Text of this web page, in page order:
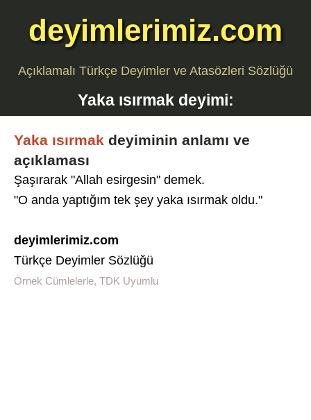
deyimlerimiz.com
Açıklamalı Türkçe Deyimler ve Atasözleri Sözlüğü
Yaka ısırmakdeyimi:
Yaka ısırmak deyiminin anlamı ve
açıklaması
Şaşırarak "Allah esirgesin" demek.
"O anda yaptığım tek şey yaka ısırmak oldu."
deyimlerimiz.com
Türkçe Deyimler Sözlüğü
Örnek Cümlelerle, TDK Uyumlu